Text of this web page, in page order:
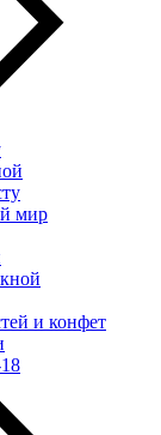
мир
и конфет